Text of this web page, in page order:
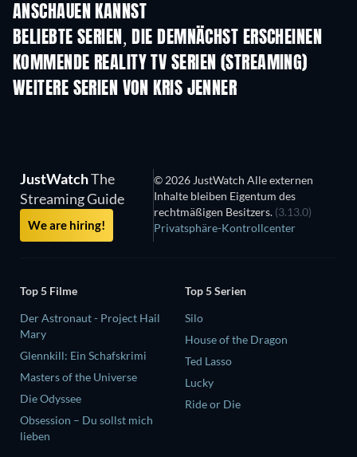
ANSCHAUEN KANNST
BELIEBTE SERIEN, DIE DEMNÄCHST ERSCHEINEN
Serie Serie
KOMMENDE REALITY TV SERIEN (STREAMING)
Staffel 3 Staffel 1
WEITERE SERIEN VON KRIS JENNER
Serie Serie
JustWatchThe
Streaming Guide
We are hiring!
© 2026 JustWatch Alle externen
Inhalte bleiben Eigentum des
rechtmäßigen Besitzers. (3.13.0)
Privatsphäre-Kontrollcenter
Top 5 Filme
Der Astronaut - Project Hail
Mary
Glennkill: Ein Schafskrimi
Masters of the Universe
Die Odyssee
Obsession – Du sollst mich
lieben
Top 5 Serien
Silo
House of the Dragon
Ted Lasso
Lucky
Ride or Die